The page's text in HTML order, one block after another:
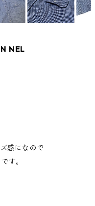
NEL
感になので
す。